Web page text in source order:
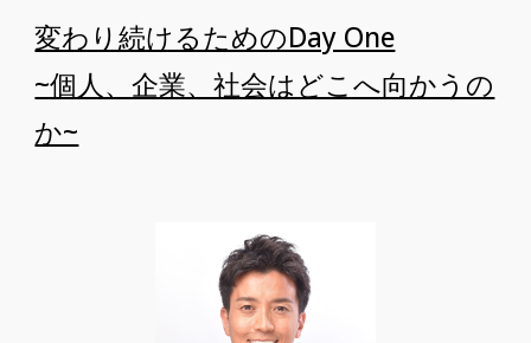
変わり続けるためのDay One
~個人、企業、社会はどこへ向かうの
か~